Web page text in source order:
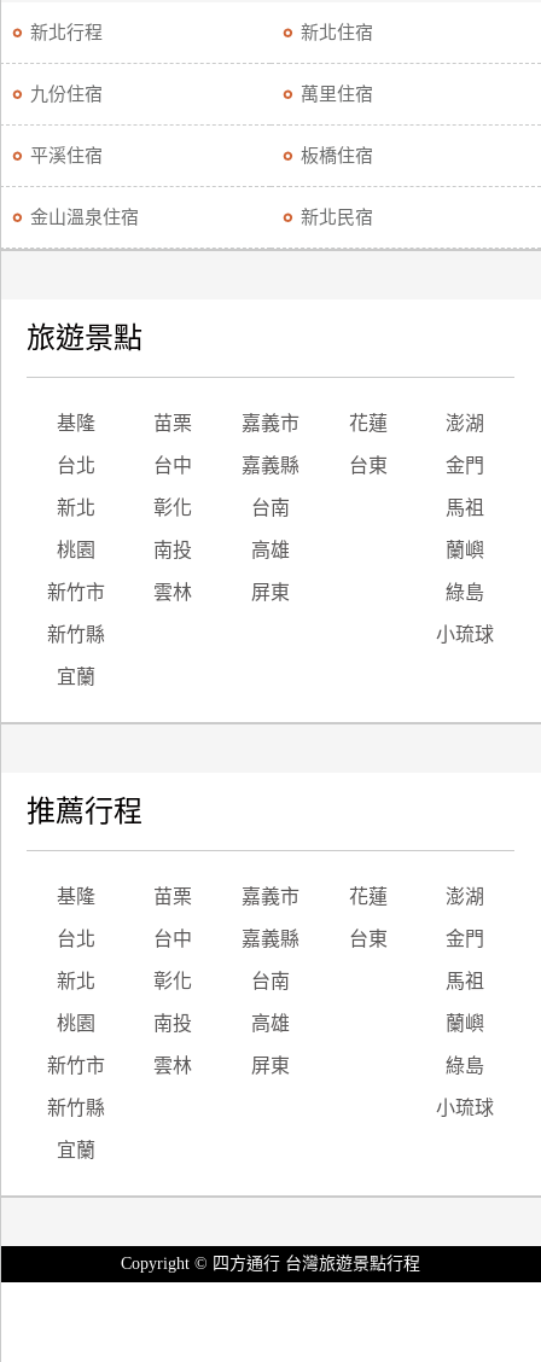
新北行程 新北住宿
九份住宿 萬里住宿
平溪住宿 板橋住宿
金山溫泉住宿 新北民宿
旅遊景點
基隆 苗栗 嘉義市 花蓮 澎湖
台北 台中 嘉義縣 台東 金門
新北 彰化 台南 馬祖
桃園 南投 高雄 蘭嶼
新竹市 雲林 屏東 綠島
新竹縣 小琉球
宜蘭
推薦行程
基隆 苗栗 嘉義市 花蓮 澎湖
台北 台中 嘉義縣 台東 金門
新北 彰化 台南 馬祖
桃園 南投 高雄 蘭嶼
新竹市 雲林 屏東 綠島
新竹縣 小琉球
宜蘭
Copyright © 四方通行 台灣旅遊景點行程